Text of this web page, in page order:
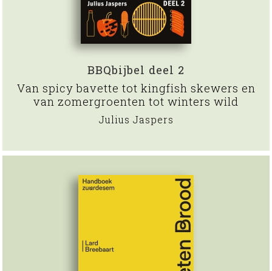
BBQbijbel deel 2
Van spicy bavette tot kingfish skewers en
van zomergroenten tot winters wild
Julius Jaspers